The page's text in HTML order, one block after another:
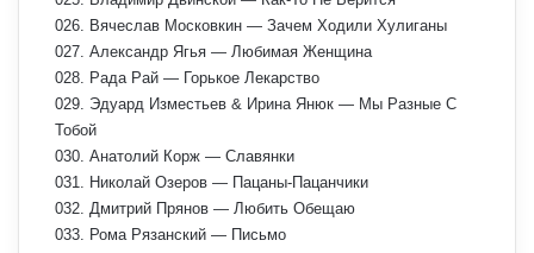
026. Вячеслав Московкин — Зачем Ходили Хулиганы
027. Александр Ягья — Любимая Женщина
028. Рада Рай — Горькое Лекарство
029. Эдуард Изместьев & Ирина Янюк — Мы Разные С
Тобой
030. Анатолий Корж — Славянки
031. Николай Озеров — Пацаны-Пацанчики
032. Дмитрий Прянов — Любить Обещаю
033. Рома Рязанский — Письмо